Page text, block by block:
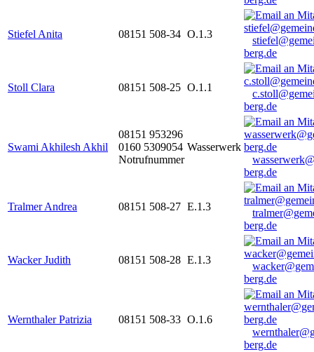
Stiefel Anita 08151 508-34 O.1.3
berg.de
Stoll Clara 08151 508-25 O.1.1
berg.de
Swami Akhilesh Akhil
08151 953296
0160 5309054
Notrufnummer
Wasserwerk
berg.de
Tralmer Andrea 08151 508-27 E.1.3
berg.de
Wacker Judith 08151 508-28 E.1.3
berg.de
Wernthaler Patrizia 08151 508-33 O.1.6
berg.de